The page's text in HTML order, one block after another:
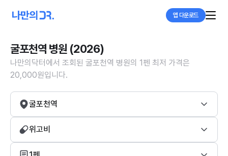
앱 다운로드
굴포천역 병원 (2026)
나만의닥터에서 조회된 굴포천역 병원의 1펜 최저 가격은
20,000원입니다.
굴포천역
위고비